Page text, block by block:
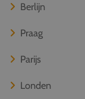
Berlijn
Praag
Parijs
Londen